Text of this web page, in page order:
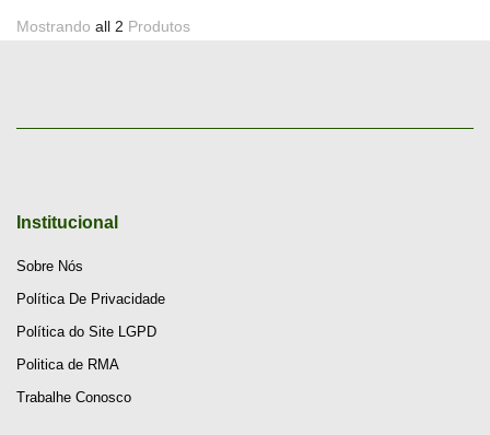
Mostrando all 2 Produtos
Institucional
Sobre Nós
Política De Privacidade
Política do Site LGPD
Politica de RMA
Trabalhe Conosco